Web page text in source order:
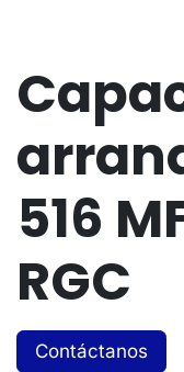
516
RGC
Contáctanos